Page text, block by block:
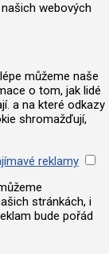
webových
můžeme naše
o tom, jak lidé
a na které odkazy
shromažďují,
reklamy
stránkách, i
bude pořád